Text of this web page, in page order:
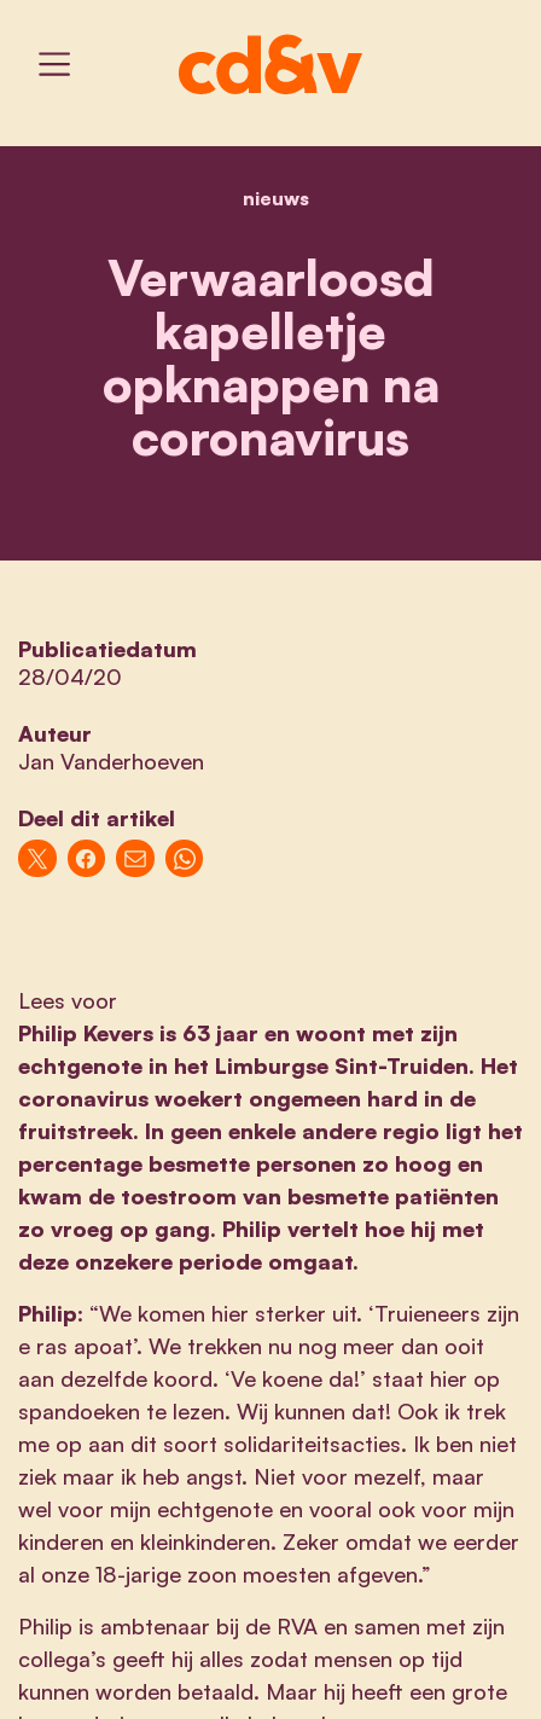
home
nieuwsverwaarloosd kapelletje
Verwaarloosd
kapelletje
opknappen na
coronavirus
Publicatiedatum
28/04/20
Auteur
Jan Vanderhoeven
Deel dit artikel
Lees voor
Philip Kevers is 63 jaar en woont met zijn
echtgenote in het Limburgse Sint-Truiden. Het
coronavirus woekert ongemeen hard in de
fruitstreek. In geen enkele andere regio ligt het
percentage besmette personen zo hoog en
kwam de toestroom van besmette patiënten
zo vroeg op gang. Philip vertelt hoe hij met
deze onzekere periode omgaat.
Philip: “We komen hier sterker uit. ‘Truieneers zijn
e ras apoat’. We trekken nu nog meer dan ooit
aan dezelfde koord. ‘Ve koene da!’ staat hier op
spandoeken te lezen. Wij kunnen dat! Ook ik trek
me op aan dit soort solidariteitsacties. Ik ben niet
ziek maar ik heb angst. Niet voor mezelf, maar
wel voor mijn echtgenote en vooral ook voor mijn
kinderen en kleinkinderen. Zeker omdat we eerder
al onze 18-jarige zoon moesten afgeven.”
Philip is ambtenaar bij de RVA en samen met zijn
collega’s geeft hij alles zodat mensen op tijd
kunnen worden betaald. Maar hij heeft een grote